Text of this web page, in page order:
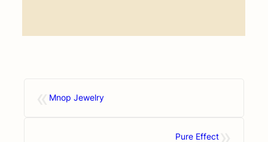
Mnop Jewelry
Pure Effect